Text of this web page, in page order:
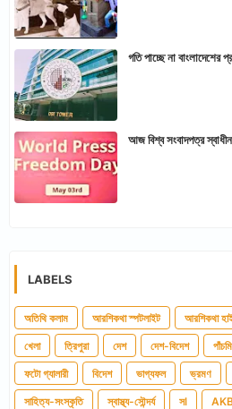
গতি পাচ্ছে না বাংলাদেশের
আজ বিশ্ব সংবাদপত্র
LABELS
অতিথি কলাম আরশিকথা স্পটলাইট আরশিকথা
খেলা ত্রিপুরা দেশ দেশ-বিদেশ
ফটো গ্যালারী বিদেশ ভাগ্যফল ভ্রমণ
সাহিত্য-সংস্কৃতি স্বাস্থ্য-সৌন্দর্য সl